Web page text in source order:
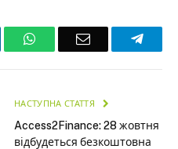
WhatsAppEmail
НАСТУПНА СТАТТЯ
Access2Finance: 28 жовтня
відбудеться безкоштовна